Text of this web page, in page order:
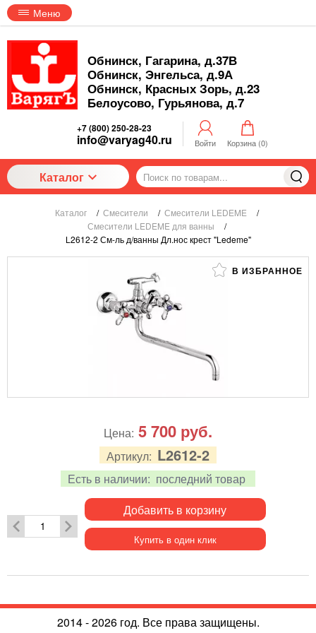
Меню
Обнинск, Гагарина, д.37В
Обнинск, Энгельса, д.9А
Обнинск, Красных Зорь, д.23
Белоусово, Гурьянова, д.7
+7 (800) 250-28-23
info@varyag40.ru Войти Корзина (0)
Каталог
Каталог / Смесители / Смесители LEDEME
/
Смесители LEDEME для ванны
/
L2612-2 См-ль д/ванны Дл.нос крест "Ledeme"
В ИЗБРАННОЕ
Артикул: L2612-2
Есть в наличии: последний товар
Цена: 5 700 руб.
Добавить в корзину
Купить в один клик
2014 - 2026 год. Все права защищены.